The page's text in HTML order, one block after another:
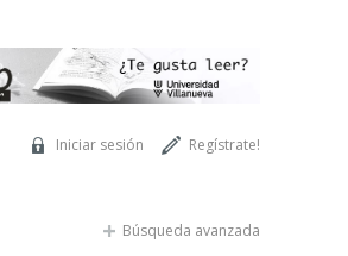
Regístrate!
Iniciar sesión
Búsqueda avanzada